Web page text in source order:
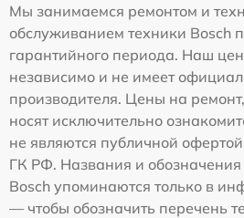
Мы занимаемся ремонтом и
обслуживанием техники Bosch
гарантийного периода. Наш
независимо и не имеет
производителя. Цены на
носят исключительно
не являются публичной офертой
ГК РФ. Названия и обозначения
Bosch упоминаются только в
— чтобы обозначить перечень